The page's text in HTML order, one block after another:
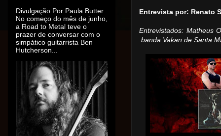
Entrevista por: Renato
Entrevistados: Matheus
banda Vakan de Santa
Divulgação Por Paula Butter
No começo do mês de junho,
a Road to Metal teve o
prazer de conversar com o
simpático guitarrista Ben
Hutcherson...